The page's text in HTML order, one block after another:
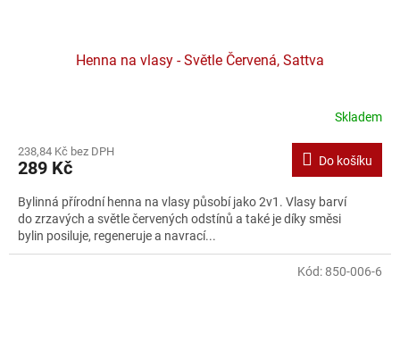
Henna na vlasy - Světle Červená, Sattva
Skladem
238,84 Kč bez DPH
289 Kč Do košíku
Bylinná přírodní henna na vlasy působí jako 2v1. Vlasy barví
do zrzavých a světle červených odstínů a také je díky směsi
bylin posiluje, regeneruje a navrací...
Kód: 850-006-6